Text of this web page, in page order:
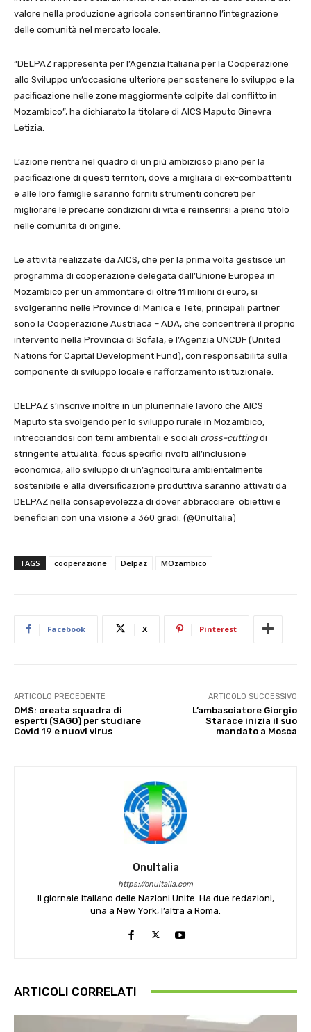
valore nella produzione agricola consentiranno l’integrazione
delle comunità nel mercato locale.
“DELPAZ rappresenta per l’Agenzia Italiana per la Cooperazione
allo Sviluppo un’occasione ulteriore per sostenere lo sviluppo e la
pacificazione nelle zone maggiormente colpite dal conflitto in
Mozambico”, ha dichiarato la titolare di AICS Maputo Ginevra
Letizia.
L’azione rientra nel quadro di un più ambizioso piano per la
pacificazione di questi territori, dove a migliaia di ex-combattenti
e alle loro famiglie saranno forniti strumenti concreti per
migliorare le precarie condizioni di vita e reinserirsi a pieno titolo
nelle comunità di origine.
Le attività realizzate da AICS, che per la prima volta gestisce un
programma di cooperazione delegata dall’Unione Europea in
Mozambico per un ammontare di oltre 11 milioni di euro, si
svolgeranno nelle Province di Manica e Tete; principali partner
sono la Cooperazione Austriaca – ADA, che concentrerà il proprio
intervento nella Provincia di Sofala, e l’Agenzia UNCDF (United
Nations for Capital Development Fund), con responsabilità sulla
componente di sviluppo locale e rafforzamento istituzionale.
DELPAZ s’inscrive inoltre in un pluriennale lavoro che AICS
Maputo sta svolgendo per lo sviluppo rurale in Mozambico,
intrecciandosi con temi ambientali e sociali cross-cuttingdi
stringente attualità: focus specifici rivolti all’inclusione
economica, allo sviluppo di un’agricoltura ambientalmente
sostenibile e alla diversificazione produttiva saranno attivati da
DELPAZ nella consapevolezza di dover abbracciare obiettivi e
beneficiari con una visione a 360 gradi. (@OnuItalia)
TAGS cooperazione Delpaz MOzambico
Facebook X Pinterest
ARTICOLO PRECEDENTE
OMS: creata squadra di
esperti (SAGO) per studiare
Covid 19 e nuovi virus
ARTICOLO SUCCESSIVO
L’ambasciatore Giorgio
Starace inizia il suo
mandato a Mosca
OnuItalia
https://onuitalia.com
Il giornale Italiano delle Nazioni Unite. Ha due redazioni,
una a New York, l’altra a Roma.
ARTICOLI CORRELATI